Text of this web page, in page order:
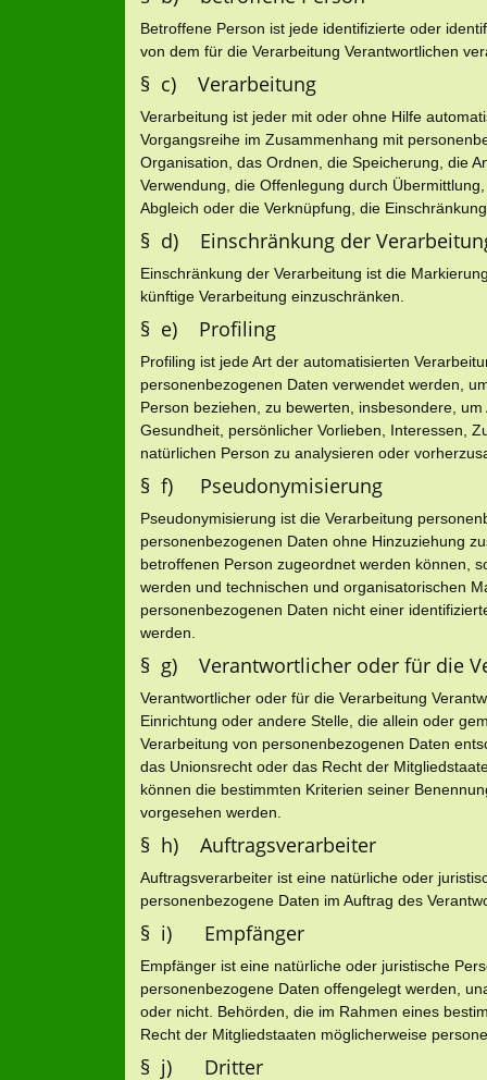
Betroffene Person ist jede identifizierte oder
von dem für die Verarbeitung Verantwortlichen
§ c) Verarbeitung
Verarbeitung ist jeder mit oder ohne Hilfe
Vorgangsreihe im Zusammenhang mit
Organisation, das Ordnen, die Speicherung, die
Verwendung, die Offenlegung durch
Abgleich oder die Verknüpfung, die
§ d) Einschränkung der
Einschränkung der Verarbeitung ist die
künftige Verarbeitung einzuschränken.
§ e) Profiling
Profiling ist jede Art der automatisierten
personenbezogenen Daten verwendet werden,
Person beziehen, zu bewerten, insbesondere,
Gesundheit, persönlicher Vorlieben, Interessen,
natürlichen Person zu analysieren oder
§ f) Pseudonymisierung
Pseudonymisierung ist die Verarbeitung
personenbezogenen Daten ohne Hinzuziehung
betroffenen Person zugeordnet werden können,
werden und technischen und organisatorischen
personenbezogenen Daten nicht einer
werden.
§ g) Verantwortlicher oder für die
Verantwortlicher oder für die Verarbeitung
Einrichtung oder andere Stelle, die allein oder
Verarbeitung von personenbezogenen Daten
das Unionsrecht oder das Recht der
können die bestimmten Kriterien seiner
vorgesehen werden.
§ h) Auftragsverarbeiter
Auftragsverarbeiter ist eine natürliche oder
personenbezogene Daten im Auftrag des
§ i) Empfänger
Empfänger ist eine natürliche oder juristische
personenbezogene Daten offengelegt werden,
oder nicht. Behörden, die im Rahmen eines
Recht der Mitgliedstaaten möglicherweise
§ j) Dritter